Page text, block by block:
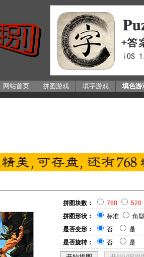
网站首页 拼图游戏 填字游戏 填色游
拼图块数： 768
520
拼图形状：
标准
角型
是否变形：
否
是
是否旋转：
否 是